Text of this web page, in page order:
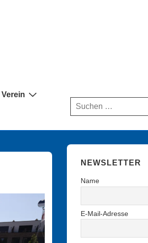
Verein
Suchen
nach:
NEWSLETTER
Name
E-Mail-Adresse